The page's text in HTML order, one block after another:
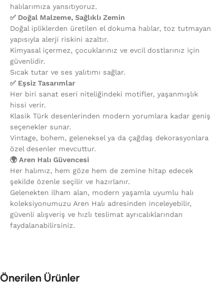
halılarımıza yansıtıyoruz.
✅ Doğal Malzeme, Sağlıklı Zemin
Doğal ipliklerden üretilen el dokuma halılar, toz tutmayan
yapısıyla alerji riskini azaltır.
Kimyasal içermez, çocuklarınız ve evcil dostlarınız için
güvenlidir.
Sıcak tutar ve ses yalıtımı sağlar.
✅ Eşsiz Tasarımlar
Her biri sanat eseri niteliğindeki motifler, yaşanmışlık
hissi verir.
Klasik Türk desenlerinden modern yorumlara kadar geniş
seçenekler sunar.
Vintage, bohem, geleneksel ya da çağdaş dekorasyonlara
özel desenler mevcuttur.
🌍 Aren Halı Güvencesi
Her halımız, hem göze hem de zemine hitap edecek
şekilde özenle seçilir ve hazırlanır.
Gelenekten ilham alan, modern yaşamla uyumlu halı
koleksiyonumuzu Aren Halı adresinden inceleyebilir,
güvenli alışveriş ve hızlı teslimat ayrıcalıklarından
faydalanabilirsiniz.
Önerilen Ürünler